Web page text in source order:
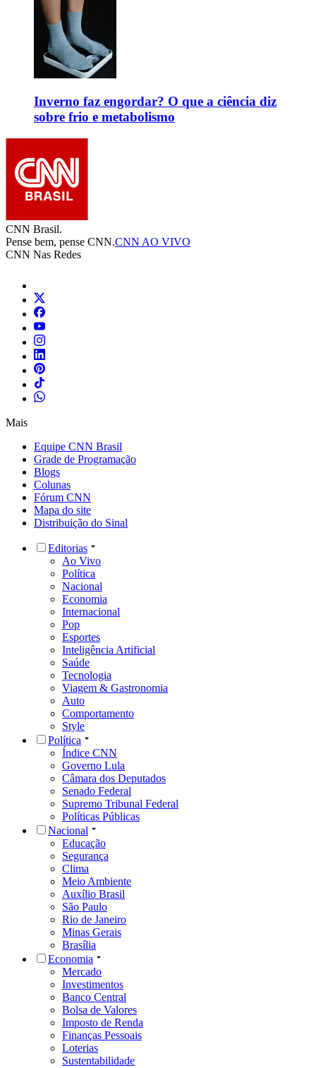
Inverno faz engordar? O que a ciência diz
sobre frio e metabolismo
CNN Brasil.
Pense bem, pense CNN.CNN AO VIVO
CNN Nas Redes
Mais
Equipe CNN Brasil
Grade de Programação
Blogs
Colunas
Fórum CNN
Mapa do site
Distribuição do Sinal
Editorias
Ao Vivo
Política
Nacional
Economia
Internacional
Pop
Esportes
Inteligência Artificial
Saúde
Tecnologia
Viagem & Gastronomia
Auto
Comportamento
Style
Política
Índice CNN
Governo Lula
Câmara dos Deputados
Senado Federal
Supremo Tribunal Federal
Políticas Públicas
Nacional
Educação
Segurança
Clima
Meio Ambiente
Auxílio Brasil
São Paulo
Rio de Janeiro
Minas Gerais
Brasília
Economia
Mercado
Investimentos
Banco Central
Bolsa de Valores
Imposto de Renda
Finanças Pessoais
Loterias
Sustentabilidade